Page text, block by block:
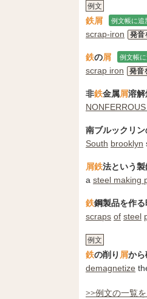
例文
鉄屑 例文帳に追
scrap-iron 発音
鉄の屑 例文帳
scrap iron 発音
非鉄金属屑溶
NONFERROUS
南ブルックリ
South brooklyn
屑鉄法という
a steel making
鉄鋼製品を作
scraps of steel
例文
鉄の削り 屑か
demagnetize
>>例文の一覧